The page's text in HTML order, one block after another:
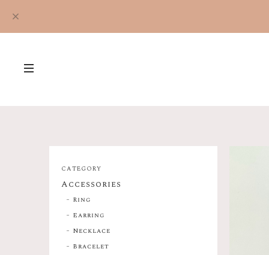
CATEGORY
Accessories
Ring
Earring
Necklace
Bracelet